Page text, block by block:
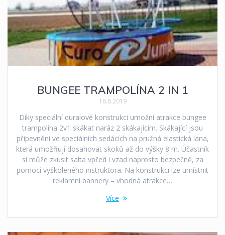
BUNGEE TRAMPOLÍNA 2 IN 1
16.8.2019
Díky speciální duralové konstrukci umožní atrakce bungee
trampolína 2v1 skákat naráz 2 skákajícím. Skákající jsou
připevněni ve speciálních sedácích na pružná elastická lana,
která umožňují dosahovat skoků až do výšky 8 m. Účastník
si může zkusit salta vpřed i vzad naprosto bezpečně, za
pomocí vyškoleného instruktora. Na konstrukci lze umístnit
reklamní bannery – vhodná atrakce…
Více